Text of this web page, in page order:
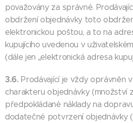
považovány za správné.
obdržení objednávky toto
elektronickou poštou, a to na
kupujícího uvedenou v
(dále jen „elektronická adresa
3.6.Prodávající je vždy oprávněn
charakteru objednávky (množství
předpokládané náklady na
dodatečné potvrzení objednávky